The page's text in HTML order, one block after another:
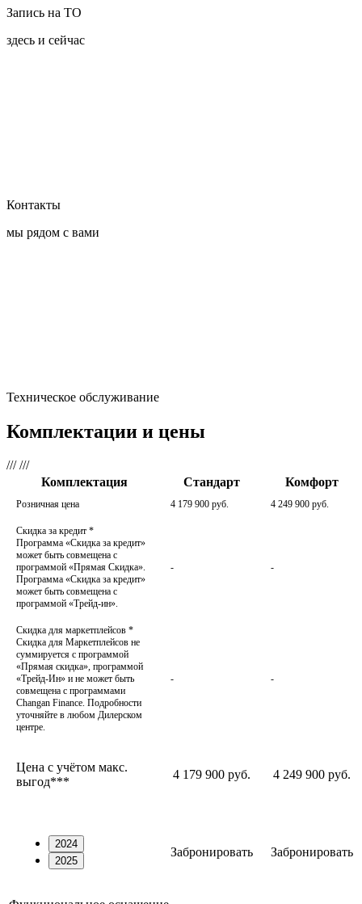
Запись на ТО
здесь и сейчас
Контакты
мы рядом с вами
Техническое обслуживание
Комплектации и цены
/// ///
Комплектация
Стандарт Комфорт
Розничная цена 4 179 900 руб. 4 249 900 руб.
Скидка за кредит *
Программа «Скидка за кредит»
может быть совмещена с
программой «Прямая Скидка».
Программа «Скидка за кредит»
может быть совмещена с
программой «Трейд-ин».
- -
Скидка для маркетплейсов *
Скидка для Маркетплейсов не
суммируется с программой
«Прямая скидка», программой
«Трейд-Ин» и не может быть
совмещена с программами
Changan Finance. Подробности
уточняйте в любом Дилерском
центре.
- -
Цена с учётом макс.
выгод***
4 179 900 руб. 4 249 900 руб.
2024
2025
Забронировать Забронировать